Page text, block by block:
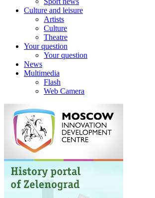
Culture and leisure
Artists
Culture
Theatre
Your question
Your question
News
Multimedia
Flash
Web Camera